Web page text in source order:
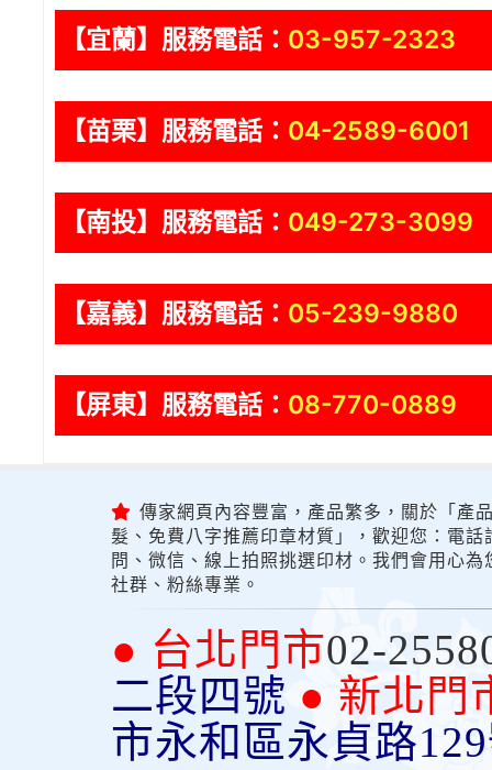
【宜蘭】服務電話： 03-957-2323
【苗栗】服務電話： 04-2589-6001
【南投】服務電話： 049-273-3099
【嘉義】服務電話： 05-239-9880
【屏東】服務電話： 08-770-0889
傳家網頁內容豐富，產品繁多，關於「產
髮、免費八字推薦印章材質」，歡迎您：電
問、微信、線上拍照挑選印材。我們會用心
社群、粉絲專業。
● 台北門市02-
二段四號 ● 新北門
市永和區永貞路